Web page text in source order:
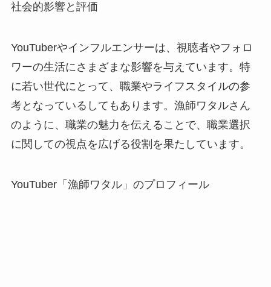
社会的影響と評価
YouTuberやインフルエンサーは、視聴者やフォロ
ワーの生活にさまざまな影響を与えています。特
に若い世代にとって、職業やライフスタイルの参
考となっているしてもあります。漁師ワタルさん
のように、職業の魅力を伝えることで、職業選択
に関しての視点を広げる役割を果たしています。
YouTuber「漁師ワタル」のプロフィール